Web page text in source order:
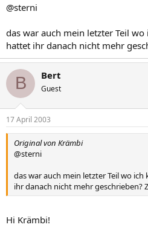
@sterni
das war auch mein letzter Teil
hattet ihr danach nicht mehr
B Bert
Guest
17 April 2003
Original von Krämbi
@sterni
das war auch mein letzter Teil wo
ihr danach nicht mehr geschrieben?
Hi Krämbi!